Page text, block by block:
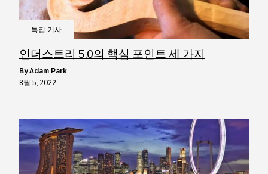
특집 기사
인더스트리 5.0의 핵심 포인트 세 가지
byAdam Park
8월 5, 2022